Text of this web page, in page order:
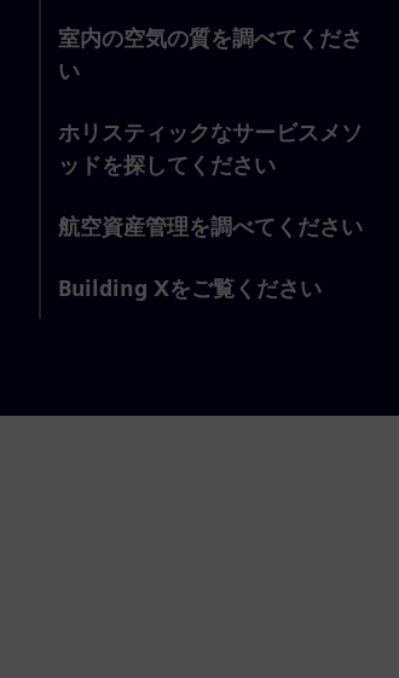
室内の空気の質を調べてくださ
い
ホリスティックなサービスメソ
ッドを探してください
航空資産管理を調べてください
Building Xをご覧ください